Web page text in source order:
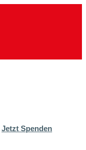
Jetzt Spenden